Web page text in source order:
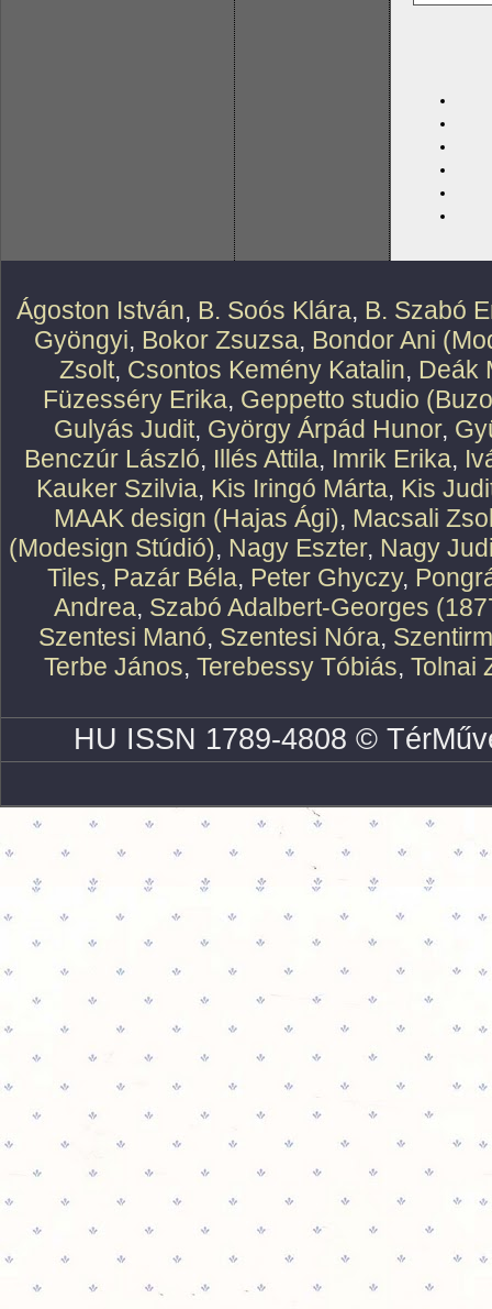
Ágoston István, B. Soós Klára, B. Szabó
Gyöngyi, Bokor Zsuzsa, Bondor Ani
Zsolt, Csontos Kemény Katalin, Deák
Füzesséry Erika, Geppetto studio
Gulyás Judit, György Árpád Hunor,
Benczúr László, Illés Attila, Imrik Erika,
Kauker Szilvia, Kis Iringó Márta, Kis
MAAK design (Hajas Ági), Macsali
(Modesign Stúdió), Nagy Eszter, Nagy
Tiles, Pazár Béla, Peter Ghyczy,
Andrea, Szabó Adalbert-Georges
Szentesi Manó, Szentesi Nóra,
Terbe János, Terebessy Tóbiás, Tolnai
HU ISSN 1789-4808 ©